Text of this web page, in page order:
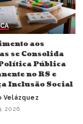
aos
se Consolida
Pública
no RS e
Inclusão Social
Velázquez
2026